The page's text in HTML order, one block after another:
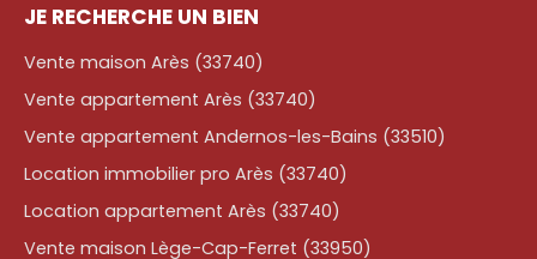
JE RECHERCHE UN BIEN
Vente maison Arès (33740)
Vente appartement Arès (33740)
Vente appartement Andernos-les-Bains (33510)
Location immobilier pro Arès (33740)
Location appartement Arès (33740)
Vente maison Lège-Cap-Ferret (33950)